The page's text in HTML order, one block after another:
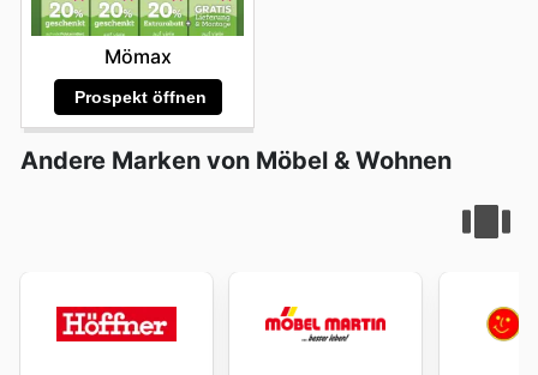
Mömax
Prospekt öffnen
Andere Marken von Möbel & Wohnen